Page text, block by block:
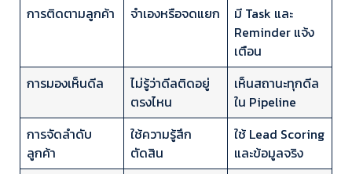
การติดตามลูกค้า
จำเองหรือจดแยก
มี Task และ
Reminder แจ้ง
เตือน
การมองเห็นดีล
ไม่รู้ว่าดีลติดอยู่
ตรงไหน
เห็นสถานะทุกดีล
ใน Pipeline
การจัดลำดับ
ลูกค้า
ใช้ความรู้สึก
ตัดสิน
ใช้ Lead Scoring
และข้อมูลจริง